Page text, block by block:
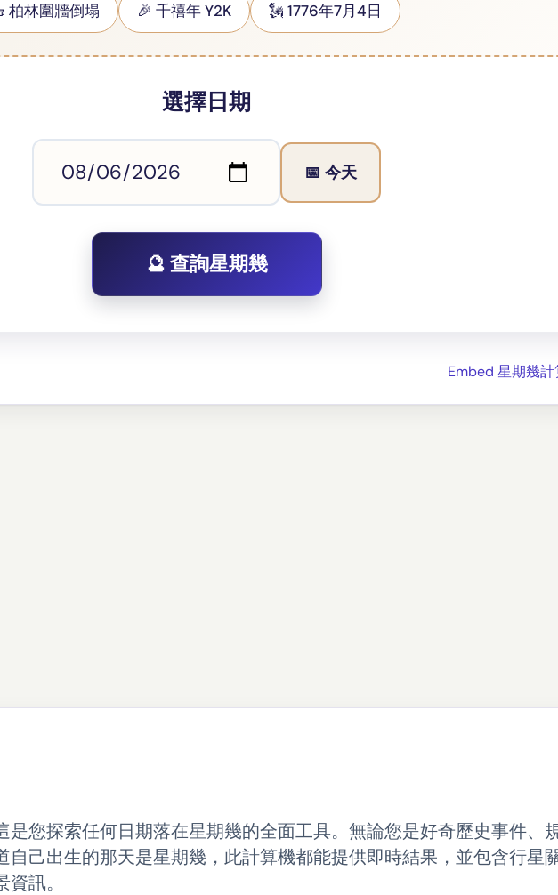
柏林圍牆倒塌 🎉 千禧年 Y2K 🗽 1776年7月4日
選擇日期
📅 今天
🔮 查詢星期幾
Embed 星期幾
是您探索任何日期落在星期幾的全面工具。無論您是好奇歷史事件、
自己出生的那天是星期幾，此計算機都能提供即時結果，並包含行星
訊。